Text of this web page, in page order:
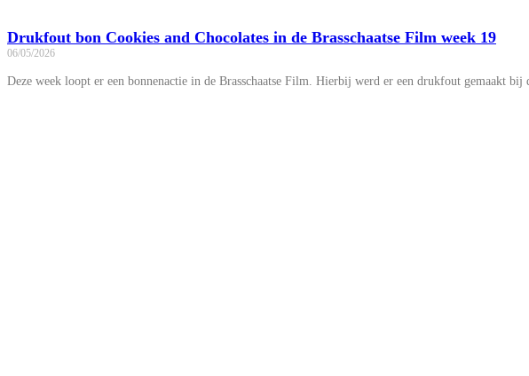
Drukfout bon Cookies and Chocolates in de Brasschaatse Film week 19
06/05/2026
Deze week loopt er een bonnenactie in de Brasschaatse Film. Hierbij werd er een drukfout gemaakt